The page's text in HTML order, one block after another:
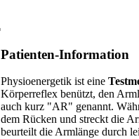
Patienten-Information
Physioenergetik ist eine
Körperreflex benützt, den
auch kurz "AR" genannt.
dem Rücken und streckt die
beurteilt die Armlänge durch